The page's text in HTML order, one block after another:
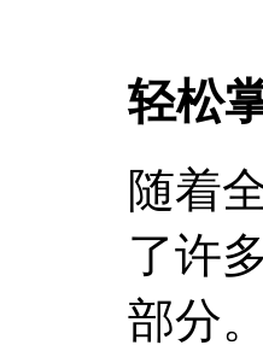
轻松
随着
了许
部分